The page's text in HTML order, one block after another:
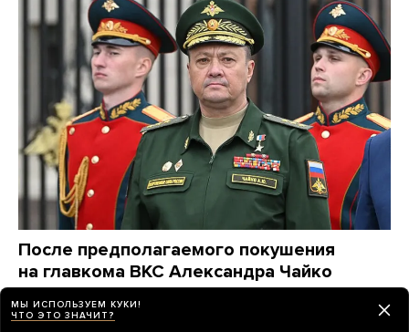
После предполагаемого покушения
на главкома ВКС Александра Чайко
прошло три дня. Что мы знаем
о случившемся?
МЫ ИСПОЛЬЗУЕМ КУКИ!
ЧТО ЭТО ЗНАЧИТ?